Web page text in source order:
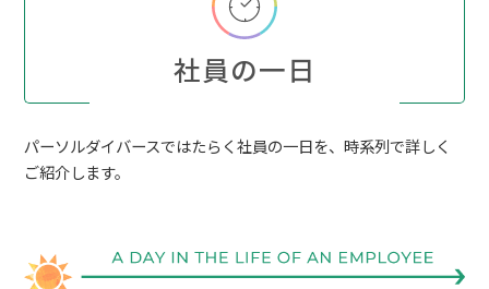
社員の一日
パーソルダイバースではたらく社員の一日を、時系列で詳しく
ご紹介します。